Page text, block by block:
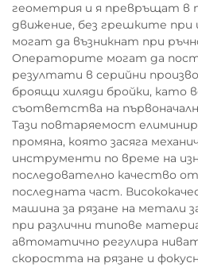
геометрия и я превръщат в
движение, без грешките
могат да възникнат при
Операторите могат да
резултати в серийни
броящи хиляди бройки, като
съответства на
Тази повтаряемост
промяна, която засяга
инструменти по време на
последователно качество
последната част.
машина за рязане на метали
при различни типове
автоматично регулира
скоростта на рязане и